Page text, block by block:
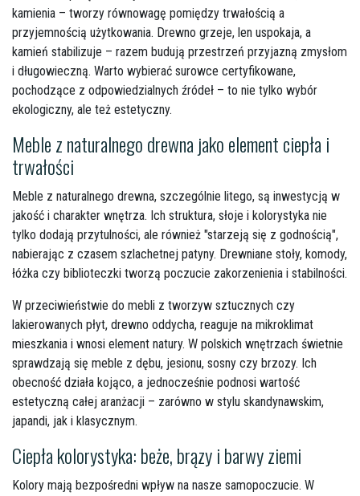
kamienia – tworzy równowagę pomiędzy trwałością a
przyjemnością użytkowania. Drewno grzeje, len uspokaja, a
kamień stabilizuje – razem budują przestrzeń przyjazną zmysłom
i długowieczną. Warto wybierać surowce certyfikowane,
pochodzące z odpowiedzialnych źródeł – to nie tylko wybór
ekologiczny, ale też estetyczny.
Meble z naturalnego drewna jako element ciepła i
trwałości
Meble z naturalnego drewna, szczególnie litego, są inwestycją w
jakość i charakter wnętrza. Ich struktura, słoje i kolorystyka nie
tylko dodają przytulności, ale również "starzeją się z godnością",
nabierając z czasem szlachetnej patyny. Drewniane stoły, komody,
łóżka czy biblioteczki tworzą poczucie zakorzenienia i stabilności.
W przeciwieństwie do mebli z tworzyw sztucznych czy
lakierowanych płyt, drewno oddycha, reaguje na mikroklimat
mieszkania i wnosi element natury. W polskich wnętrzach świetnie
sprawdzają się meble z dębu, jesionu, sosny czy brzozy. Ich
obecność działa kojąco, a jednocześnie podnosi wartość
estetyczną całej aranżacji – zarówno w stylu skandynawskim,
japandi, jak i klasycznym.
Ciepła kolorystyka: beże, brązy i barwy ziemi
Kolory mają bezpośredni wpływ na nasze samopoczucie. W